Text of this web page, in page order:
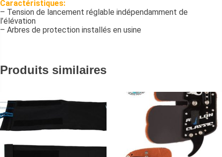
Caractéristiques:
– Tension de lancement réglable indépendamment de
l’élévation
– Arbres de protection installés en usine
Produits similaires